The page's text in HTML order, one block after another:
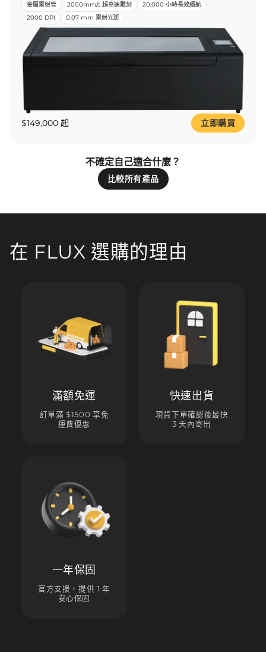
金屬雷射管 2000mm/s 超高速雕刻
20,000 小時長效續航
2000 DPI
0.07 mm 雷射光斑
$149,000 起 立即購買
不確定自己適合什麼？
比較所有產品
在 FLUX 選購的理由
滿額免運
訂單滿 $1500 享免
運費優惠
快速出貨
現貨下單確認後最快
3 天內寄出
一年保固
官方支援，提供 1 年
安心保固